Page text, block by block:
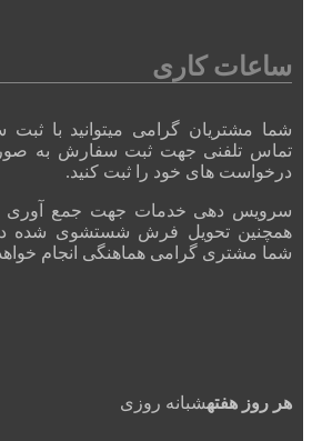
ساعات کاری
شما مشتریان گرامی میتوانید با ثبت
تماس تلفنی جهت ثبت سفارش به
درخواست های خود را ثبت کنید.
سرویس دهی خدمات جهت جمع آوری
همچنین تحویل فرش شستشوی شده در
شما مشتری گرامی هماهنگی انجام
هر روز هفتهشبانه روزی